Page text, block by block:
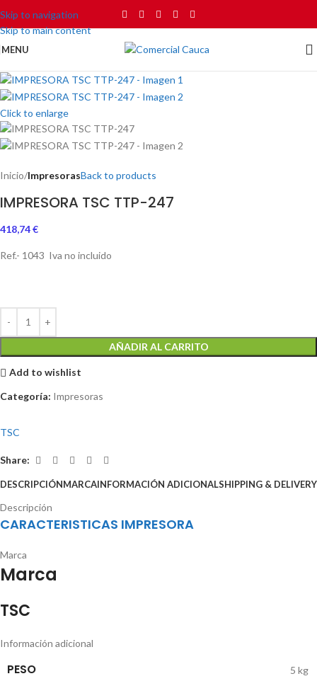
Skip to navigation
Skip to main content
MENU
Click to enlarge
Inicio ImpresorasBack to products
IMPRESORA TSC TTP-247
418,74€
Ref.- 1043 Iva no incluido
AÑADIR AL CARRITO
Add to wishlist
Categoría: Impresoras
TSC
Share:
DESCRIPCIÓNMARCAINFORMACIÓN ADICIONALSHIPPING & DELIVERY
Descripción
CARACTERISTICAS IMPRESORA
Marca
Marca
TSC
Información adicional
PESO 5 kg